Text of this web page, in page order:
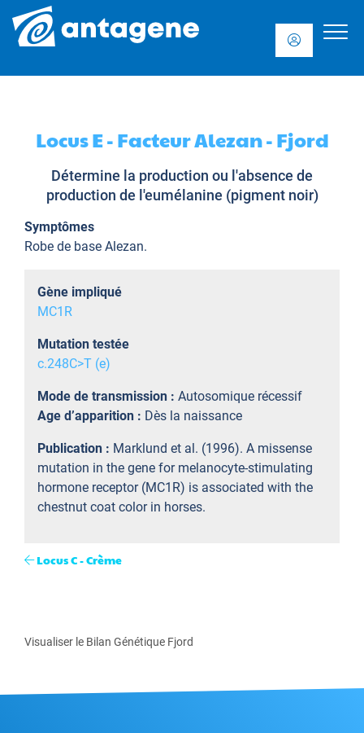
Locus E - Facteur Alezan - Fjord
Détermine la production ou l'absence de
production de l'eumélanine (pigment noir)
Symptômes
Robe de base Alezan.
Gène impliqué
MC1R
Mutation testée
c.248C>T (e)
Mode de transmission : Autosomique récessif
Age d’apparition : Dès la naissance
Publication : Marklund et al. (1996). A missense
mutation in the gene for melanocyte-stimulating
hormone receptor (MC1R) is associated with the
chestnut coat color in horses.
Locus C - Crème
Visualiser le Bilan Génétique Fjord